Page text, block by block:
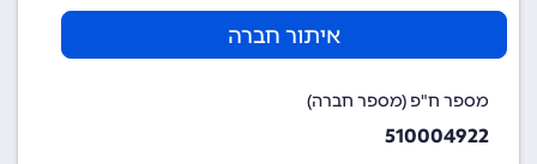
איתור חברה
מספר ח"פ (מספר חברה)
510004922